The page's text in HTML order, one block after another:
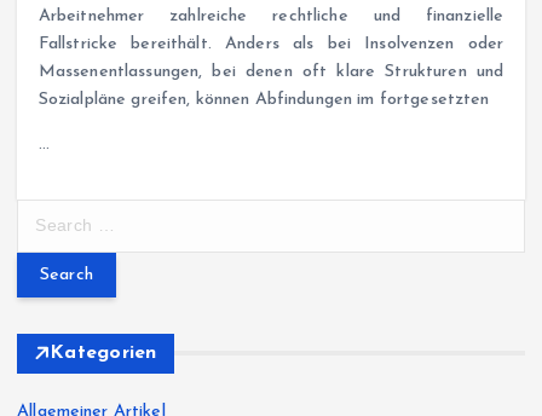
Arbeitnehmer zahlreiche rechtliche und finanzielle
Fallstricke bereithält. Anders als bei Insolvenzen oder
Massenentlassungen, bei denen oft klare Strukturen und
Sozialpläne greifen, können Abfindungen im fortgesetzten
…
r
f
o
Kategorien
Allgemeiner Artikel